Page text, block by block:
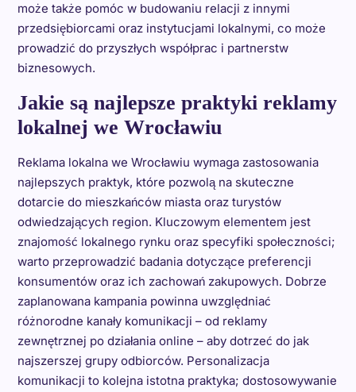
może także pomóc w budowaniu relacji z innymi
przedsiębiorcami oraz instytucjami lokalnymi, co może
prowadzić do przyszłych współprac i partnerstw
biznesowych.
Jakie są najlepsze praktyki reklamy
lokalnej we Wrocławiu
Reklama lokalna we Wrocławiu wymaga zastosowania
najlepszych praktyk, które pozwolą na skuteczne
dotarcie do mieszkańców miasta oraz turystów
odwiedzających region. Kluczowym elementem jest
znajomość lokalnego rynku oraz specyfiki społeczności;
warto przeprowadzić badania dotyczące preferencji
konsumentów oraz ich zachowań zakupowych. Dobrze
zaplanowana kampania powinna uwzględniać
różnorodne kanały komunikacji – od reklamy
zewnętrznej po działania online – aby dotrzeć do jak
najszerszej grupy odbiorców. Personalizacja
komunikacji to kolejna istotna praktyka; dostosowywanie